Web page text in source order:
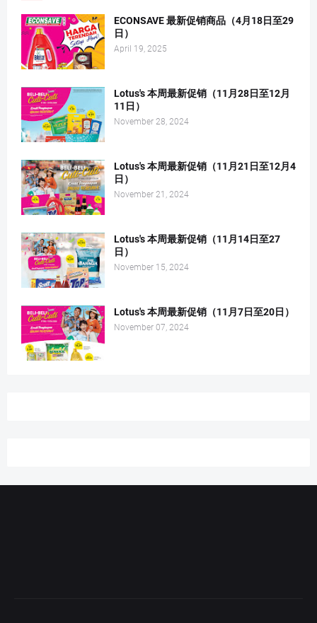
ECONSAVE 最新促销商品（4月18日至29
日）
April 19, 2025
Lotus's 本周最新促销（11月28日至12月
11日）
November 28, 2024
Lotus's 本周最新促销（11月21日至12月4
日）
November 21, 2024
Lotus's 本周最新促销（11月14日至27
日）
November 15, 2024
Lotus's 本周最新促销（11月7日至20日）
November 07, 2024